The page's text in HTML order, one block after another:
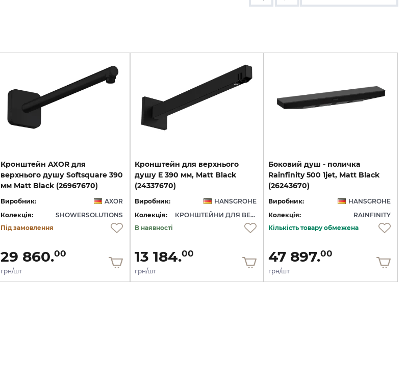
Кронштейн AXOR для
верхнього душу Softsquare 390
мм Matt Black (26967670)
Виробник:
AXOR
Колекція:
SHOWERSOLUTIONS
Під замовлення
29 860.00
грн/шт
Кронштейн для верхнього
душу E 390 мм, Matt Black
(24337670)
Виробник:
HANSGROHE
Колекція:
КРОНШТЕЙНИ ДЛЯ ВЕРХНЬОГО ДУШУ
В наявності
13 184.00
грн/шт
Боковий душ - поличка
Rainfinity 500 1jet, Matt Black
(26243670)
Виробник:
HANSGROHE
Колекція:
RAINFINITY
Кількість товару обмежена
47 897.00
грн/шт